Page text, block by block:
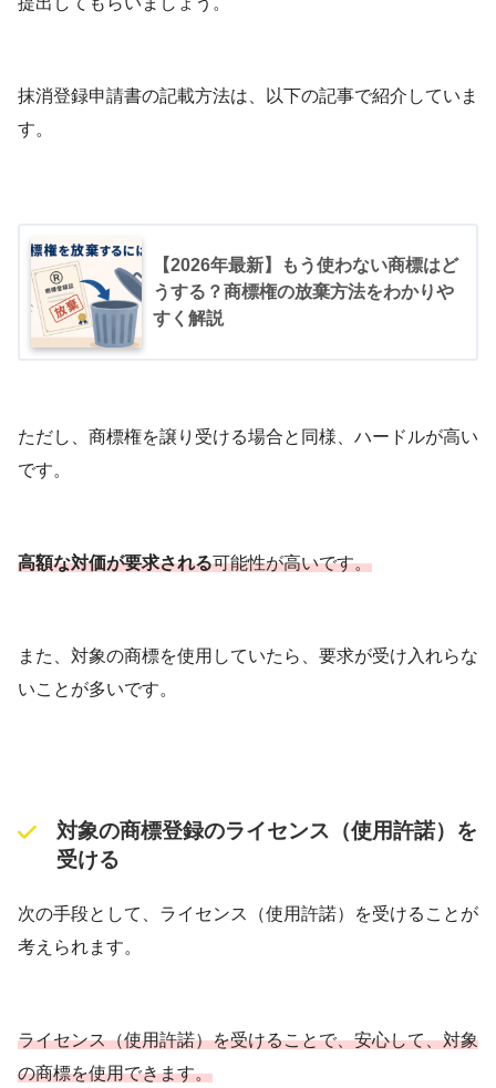
抹消登録申請書の記載方法は、以下の記事で紹介していま
す。
【2026年最新】もう使わない商標はど
うする？商標権の放棄方法をわかりや
すく解説
ただし、商標権を譲り受ける場合と同様、ハードルが高い
です。
高額な対価が要求される可能性が高いです。
また、対象の商標を使用していたら、要求が受け入れらな
いことが多いです。
対象の商標登録のライセンス（使用許諾）を
受ける
次の手段として、ライセンス（使用許諾）を受けることが
考えられます。
ライセンス（使用許諾）を受けることで、安心して、対象
の商標を使用できます。